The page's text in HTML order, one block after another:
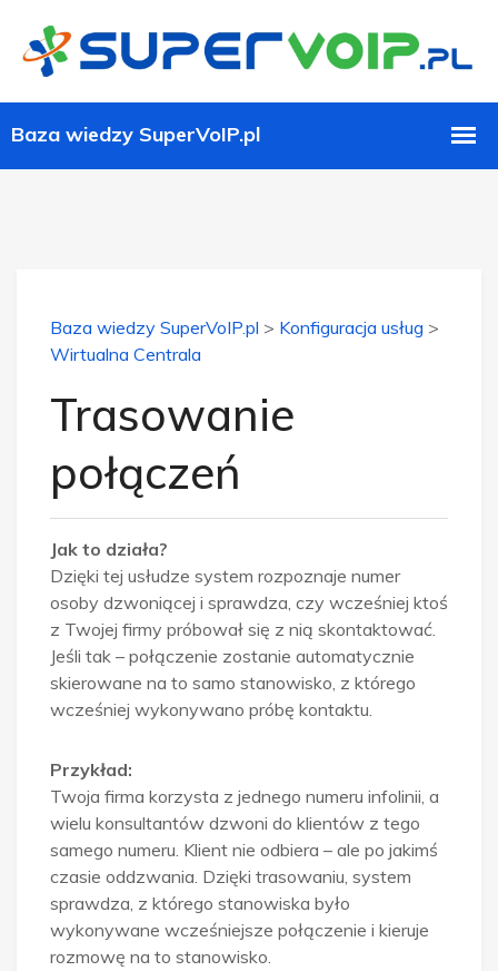
Baza wiedzy SuperVoIP.pl > Konfiguracja usług >
Wirtualna Centrala
Trasowanie
połączeń
Jak to działa?
Dzięki tej usłudze system rozpoznaje numer
osoby dzwoniącej i sprawdza, czy wcześniej ktoś
z Twojej firmy próbował się z nią skontaktować.
Jeśli tak – połączenie zostanie automatycznie
skierowane na to samo stanowisko, z którego
wcześniej wykonywano próbę kontaktu.
Przykład:
Twoja firma korzysta z jednego numeru infolinii, a
wielu konsultantów dzwoni do klientów z tego
samego numeru. Klient nie odbiera – ale po jakimś
czasie oddzwania. Dzięki trasowaniu, system
sprawdza, z którego stanowiska było
wykonywane wcześniejsze połączenie i kieruje
rozmowę na to stanowisko.